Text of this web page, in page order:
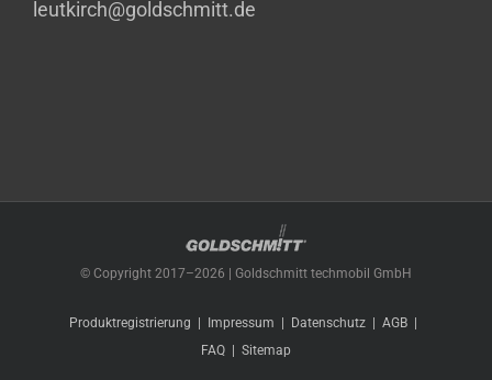
leutkirch@goldschmitt.de
© Copyright 2017–2026 | Goldschmitt techmobil GmbH
Produktregistrierung Impressum Datenschutz
AGB
FAQ
Sitemap